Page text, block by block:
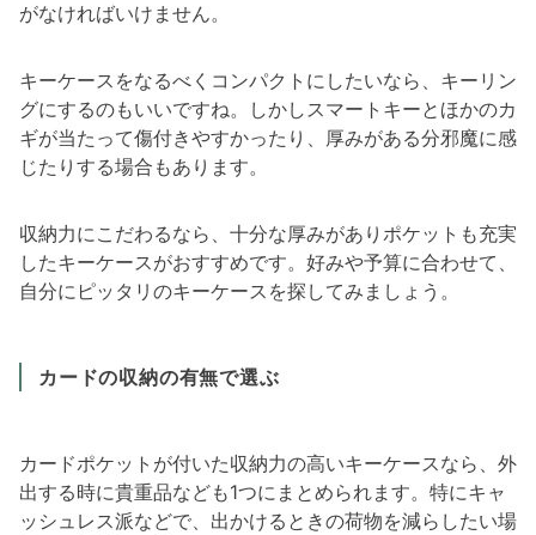
がなければいけません。
キーケースをなるべくコンパクトにしたいなら、キーリン
グにするのもいいですね。しかしスマートキーとほかのカ
ギが当たって傷付きやすかったり、厚みがある分邪魔に感
じたりする場合もあります。
収納力にこだわるなら、十分な厚みがありポケットも充実
したキーケースがおすすめです。好みや予算に合わせて、
自分にピッタリのキーケースを探してみましょう。
カードの収納の有無で選ぶ
カードポケットが付いた収納力の高いキーケースなら、外
出する時に貴重品なども1つにまとめられます。特にキャ
ッシュレス派などで、出かけるときの荷物を減らしたい場